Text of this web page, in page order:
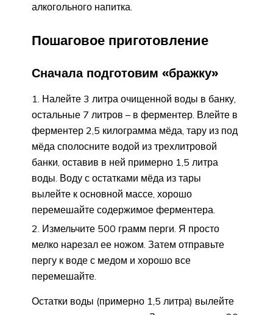
алкогольного напитка.
Пошаговое приготовление
Сначала подготовим «бражку»
Налейте 3 литра очищенной воды в банку,
остальные 7 литров – в ферментер. Влейте в
ферментер 2,5 килограмма мёда, тару из под
мёда сполосните водой из трехлитровой
банки, оставив в ней примерно 1,5 литра
воды. Воду с остатками мёда из тары
вылейте к основной массе, хорошо
перемешайте содержимое ферментера.
Измельчите 500 грамм перги. Я просто
мелко нарезал ее ножом. Затем отправьте
пергу к воде с медом и хорошо все
перемешайте.
Остатки воды (примерно 1,5 литра) вылейте